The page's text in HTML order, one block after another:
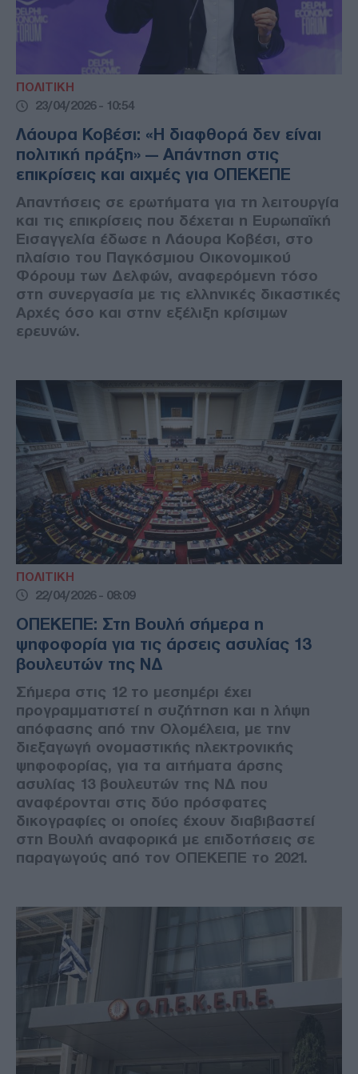
ΠΟΛΙΤΙΚΗ
23/04/2026 - 10:54
Λάουρα Κοβέσι: «Η διαφθορά δεν είναι
πολιτική πράξη» — Απάντηση στις
επικρίσεις και αιχμές για ΟΠΕΚΕΠΕ
Απαντήσεις σε ερωτήματα για τη λειτουργία
και τις επικρίσεις που δέχεται η Ευρωπαϊκή
Εισαγγελία έδωσε η Λάουρα Κοβέσι, στο
πλαίσιο του Παγκόσμιου Οικονομικού
Φόρουμ των Δελφών, αναφερόμενη τόσο
στη συνεργασία με τις ελληνικές δικαστικές
Αρχές όσο και στην εξέλιξη κρίσιμων
ερευνών.
ΠΟΛΙΤΙΚΗ
22/04/2026 - 08:09
ΟΠΕΚΕΠΕ: Στη Βουλή σήμερα η
ψηφοφορία για τις άρσεις ασυλίας 13
βουλευτών της ΝΔ
Σήμερα στις 12 το μεσημέρι έχει
προγραμματιστεί η συζήτηση και η λήψη
απόφασης από την Ολομέλεια, με την
διεξαγωγή ονομαστικής ηλεκτρονικής
ψηφοφορίας, για τα αιτήματα άρσης
ασυλίας 13 βουλευτών της ΝΔ που
αναφέρονται στις δύο πρόσφατες
δικογραφίες οι οποίες έχουν διαβιβαστεί
στη Βουλή αναφορικά με επιδοτήσεις σε
παραγωγούς από τον ΟΠΕΚΕΠΕ το 2021.